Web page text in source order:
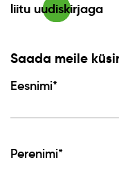
liitu uudiskirjaga
Saada meile
Eesnimi*
Perenimi*